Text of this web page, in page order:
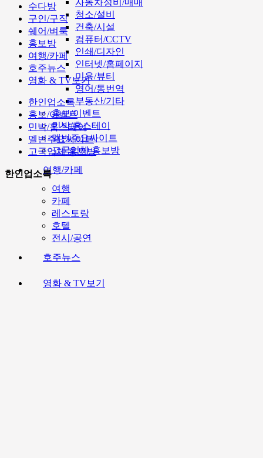
자동차정비/매매
청소/설비
건축/시설
컴퓨터/CCTV
인쇄/디자인
인터넷/홈페이지
미용/뷰티
영어/통번역
부동산/기타
홍보/이벤트
민박/홈스테이
멜번주요싸이트
고국업체 홍보방
여행/카페
여행
카페
레스토랑
호텔
전시/공연
호주뉴스
영화 & TV보기
수다방
구인/구직
쉐어/벼룩
홍보방
여행/카페
호주뉴스
영화 & TV보기
한인업소록
홍보/이벤트
민박/홈스테이
멜번주요싸이트
고국업체 홍보방
한인업소록